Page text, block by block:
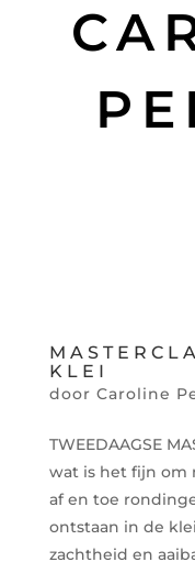
KLEI
door Caroline
TWEEDAAGSE
wat is het fijn om
af en toe
ontstaan in de
zachtheid en